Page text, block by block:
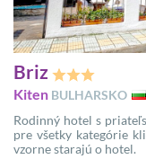
Briz
Kiten BULHARSKO
Rodinný hotel s
pre všetky kategórie
vzorne starajú o hotel.